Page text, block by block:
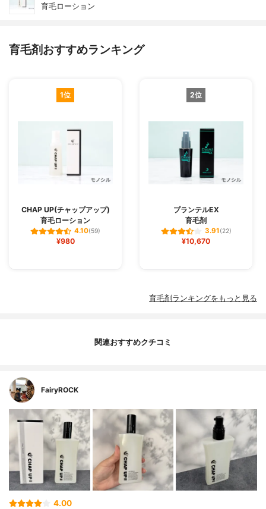
育毛ローション
育毛剤おすすめランキング
1位
CHAP UP(チャップアップ)
育毛ローション
4.10(59)
¥980
2位
プランテルEX
育毛剤
3.91(22)
¥10,670
育毛剤ランキングをもっと見る
関連おすすめクチコミ
FairyROCK
4.00